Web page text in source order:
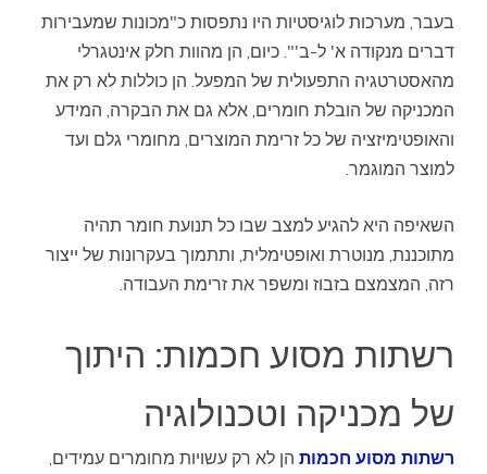
בעבר, מערכות לוגיסטיות היו נתפסות כ"מכונות שמעבירות
דברים מנקודה א' ל-ב'". כיום, הן מהוות חלק אינטגרלי
מהאסטרטגיה התפעולית של המפעל. הן כוללות לא רק את
המכניקה של הובלת חומרים, אלא גם את הבקרה, המידע
והאופטימיזציה של כל זרימת המוצרים, מחומרי גלם ועד
למוצר המוגמר.
השאיפה היא להגיע למצב שבו כל תנועת חומר תהיה
מתוכננת, מנוטרת ואופטימלית, ותתמוך בעקרונות של ייצור
רזה, המצמצם בזבוז ומשפר את זרימת העבודה.
רשתות מסוע חכמות: היתוך
של מכניקה וטכנולוגיה
רשתות מסוע חכמות הן לא רק עשויות מחומרים עמידים,